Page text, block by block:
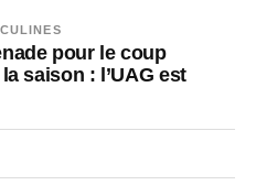
pour le coup
saison : l’UAG est